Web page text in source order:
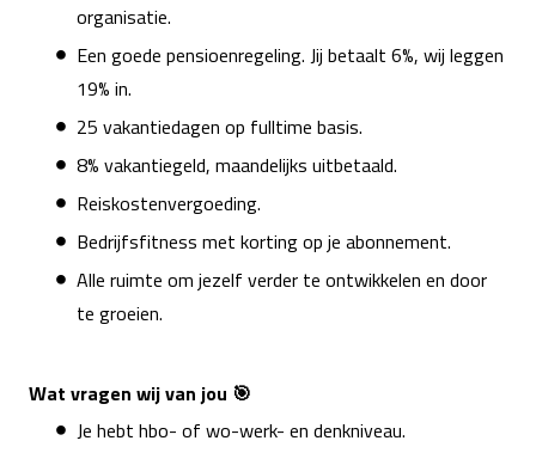
organisatie.
Een goede pensioenregeling. Jij betaalt 6%, wij leggen
19% in.
25 vakantiedagen op fulltime basis.
8% vakantiegeld, maandelijks uitbetaald.
Reiskostenvergoeding.
Bedrijfsfitness met korting op je abonnement.
Alle ruimte om jezelf verder te ontwikkelen en door
te groeien.
Wat vragen wij van jou 🎯
Je hebt hbo- of wo-werk- en denkniveau.